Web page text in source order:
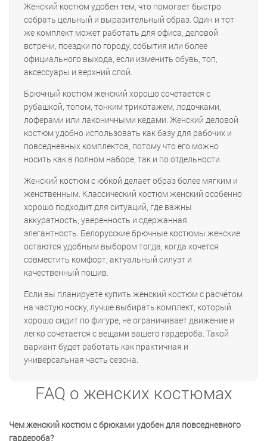
Женский костюм удобен тем, что помогает быстро
собрать цельный и выразительный образ. Один и тот
же комплект может работать для офиса, деловой
встречи, поездки по городу, события или более
официального выхода, если изменить обувь, топ,
аксессуары и верхний слой.
Брючный костюм женский хорошо сочетается с
рубашкой, топом, тонким трикотажем, лодочками,
лоферами или лаконичными кедами. Женский деловой
костюм удобно использовать как базу для рабочих и
повседневных комплектов, потому что его можно
носить как в полном наборе, так и по отдельности.
Женский костюм с юбкой делает образ более мягким и
женственным. Классический костюм женский особенно
хорошо подходит для ситуаций, где важны
аккуратность, уверенность и сдержанная
элегантность. Белорусские брючные костюмы женские
остаются удобным выбором тогда, когда хочется
совместить комфорт, актуальный силуэт и
качественный пошив.
Если вы планируете купить женский костюм с расчётом
на частую носку, лучше выбирать комплект, который
хорошо сидит по фигуре, не ограничивает движение и
легко сочетается с вещами вашего гардероба. Такой
вариант будет работать как практичная и
универсальная часть сезона.
FAQ о женских костюмах
Чем женский костюм с брюками удобен для повседневного
гардероба?